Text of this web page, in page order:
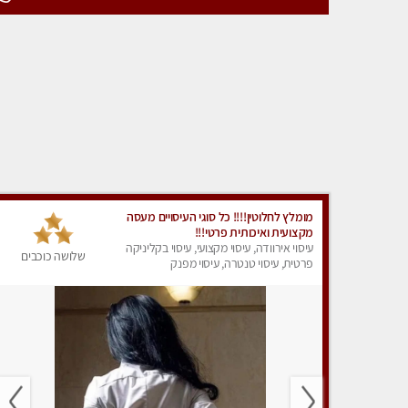
מומלץ לחלוטין!!!! כל סוגי העיסויים מעסה
מקצועית ואיכותית פרטי!!!
עיסוי אירוודה, עיסוי מקצועי, עיסוי בקליניקה
פרטית, עיסוי טנטרה, עיסוי מפנק
שלושה כוכבים